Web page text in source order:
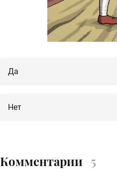
Да
Нет
Комментарии 5